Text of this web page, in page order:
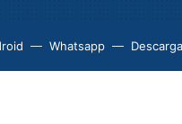
Whatsapp